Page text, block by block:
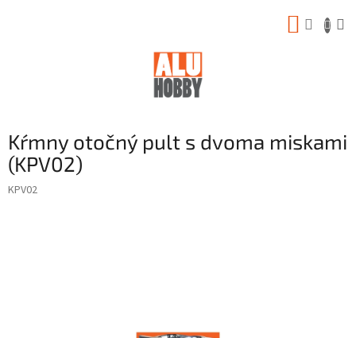
Kŕmny otočný pult s dvoma miskami
(KPV02)
KPV02